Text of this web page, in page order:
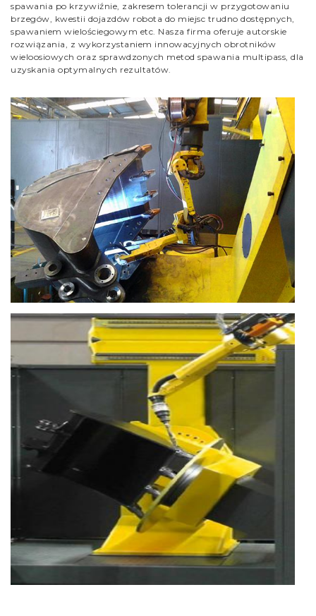
spawania po krzywiźnie, zakresem tolerancji w przygotowaniu
brzegów, kwestii dojazdów robota do miejsc trudno dostępnych,
spawaniem wielościegowym etc. Nasza firma oferuje autorskie
rozwiązania, z wykorzystaniem innowacyjnych obrotników
wieloosiowych oraz sprawdzonych metod spawania multipass, dla
uzyskania optymalnych rezultatów.